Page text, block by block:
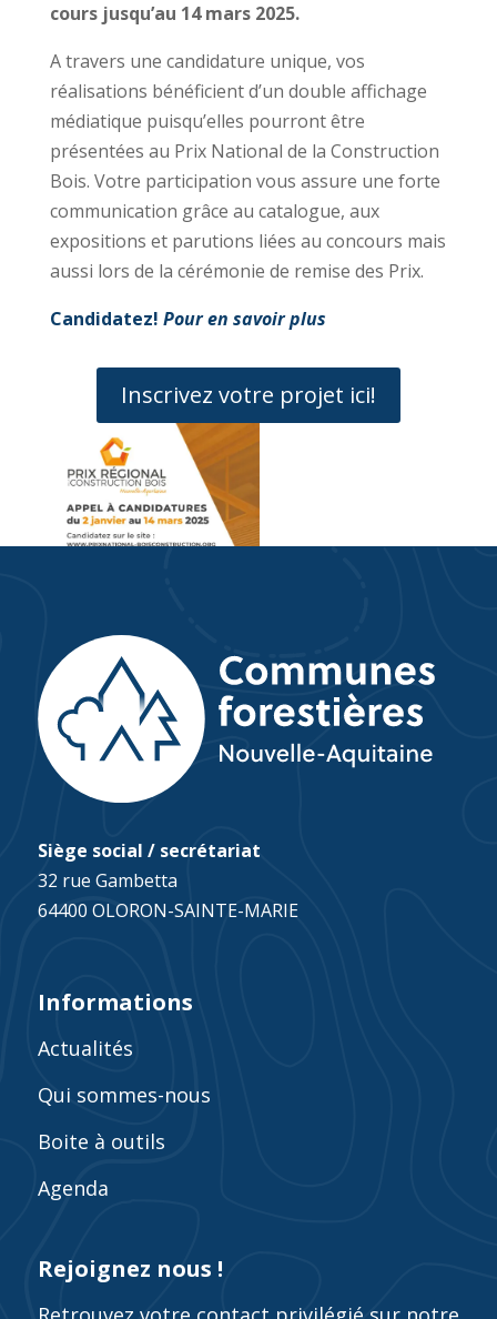
cours jusqu’au 14 mars 2025.
A travers une candidature unique, vos
réalisations bénéficient d’un double affichage
médiatique puisqu’elles pourront être
présentées au Prix National de la Construction
Bois. Votre participation vous assure une forte
communication grâce au catalogue, aux
expositions et parutions liées au concours mais
aussi lors de la cérémonie de remise des Prix.
Candidatez! Pour en savoir plus
Inscrivez votre projet ici!
Siège social / secrétariat
32 rue Gambetta
64400 OLORON-SAINTE-MARIE
Informations
Actualités
Qui sommes-nous
Boite à outils
Agenda
Rejoignez nous !